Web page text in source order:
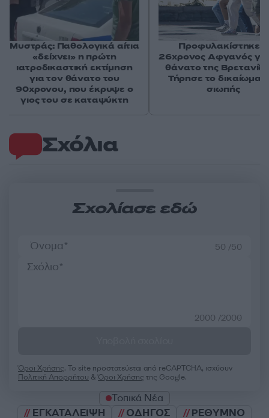
Σχόλια
Σχολίασε εδώ
50 /50
2000 /2000
Όροι Χρήσης. Το site προστατεύεται από reCAPTCHA, ισχύουν
Πολιτική Απορρήτου &Όροι Χρήσης της Google.
Τοπικά Νέα
ΕΓΚΑΤΑΛΕΙΨΗ
ΟΔΗΓΟΣ ΡΕΘΥΜΝΟ
Μυστράς: Παθολογικά αίτια
«δείχνει» η πρώτη
ιατροδικαστική εκτίμηση
για τον θάνατο του
90χρονου, που έκρυψε ο
γιος του σε καταψύκτη
Προφυλακίστηκε ο
26χρονος Αφγανός
θάνατο της
Τήρησε το δικαίωμα
σιωπής